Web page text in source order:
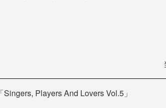
「Singers, Players And Lovers Vol.5」